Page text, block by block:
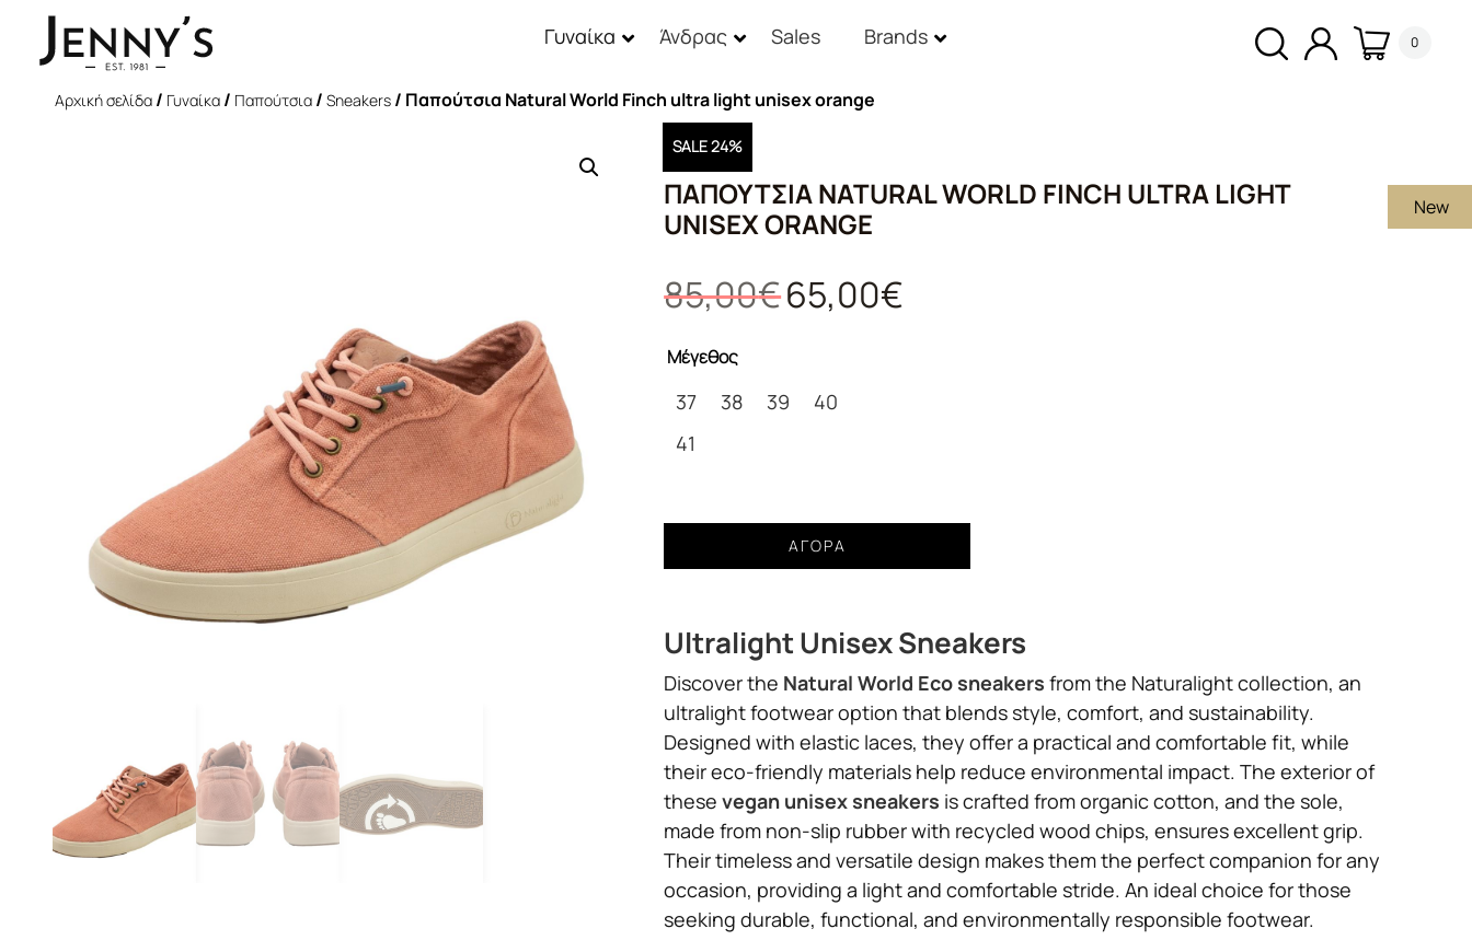
Γυναίκα Άνδρας Sales Brands 0
Αρχική σελίδα / Γυναίκα / Παπούτσια / Sneakers / Παπούτσια Natural World Finch ultra light unisex orange
New
SALE 24%
ΠΑΠΟΎΤΣΙΑ NATURAL WORLD FINCH ULTRA LIGHT
UNISEX ORANGE
85,00€ Original
price
65,00€
Μέγεθος
37 38 39
40
41
ultra
unisex
orange
ποσότητα
ΑΓΟΡΆ
Ultralight Unisex Sneakers
Discover the Natural World Eco sneakers from the Naturalight collection, an
ultralight footwear option that blends style, comfort, and sustainability.
Designed with elastic laces, they offer a practical and comfortable fit, while
their eco-friendly materials help reduce environmental impact. The exterior of
thesevegan unisex sneakers is crafted from organic cotton, and the sole,
made from non-slip rubber with recycled wood chips, ensures excellent grip.
Their timeless and versatile design makes them the perfect companion for any
occasion, providing a light and comfortable stride. An ideal choice for those
seeking durable, functional, and environmentally responsible footwear.